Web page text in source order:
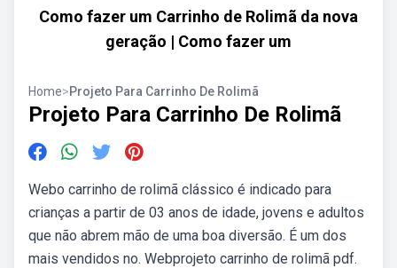
Como fazer um Carrinho de Rolimã da nova
geração | Como fazer um
Home>Projeto Para Carrinho De Rolimã
Projeto Para Carrinho De Rolimã
Webo carrinho de rolimã clássico é indicado para
crianças a partir de 03 anos de idade, jovens e adultos
que não abrem mão de uma boa diversão. É um dos
mais vendidos no. Webprojeto carrinho de rolimã pdf.